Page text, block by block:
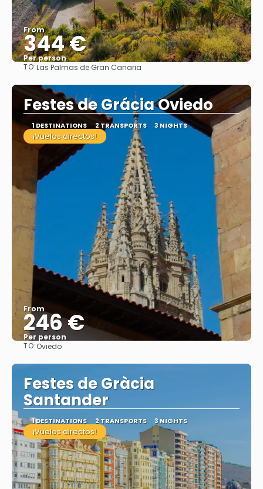
From
344 €
Per person
See
TO:Las Palmas de Gran Canaria
Festes de Grácia Oviedo
1 DESTINATIONS 2 TRANSPORTS 3 NIGHTS
¡Vuelos directos!
From
246 €
Per person
TO:Oviedo
Festes de Gràcia
Santander
1 DESTINATIONS 2 TRANSPORTS 3 NIGHTS
¡Vuelos directos!